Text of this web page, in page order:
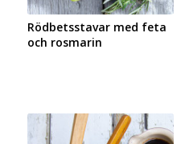
Rödbetsstavar med feta
och rosmarin